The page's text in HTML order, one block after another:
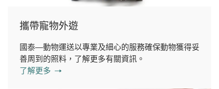
攜帶寵物外遊
國泰—動物運送以專業及細心的服務確保動物獲得妥
善周到的照料，了解更多有關資訊。
了解更多